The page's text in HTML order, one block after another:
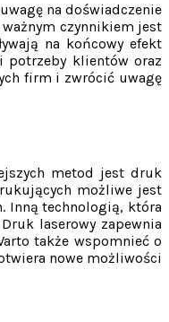
na doświadczenie
czynnikiem jest
na końcowy efekt
potrzeby klientów oraz
firm i zwrócić uwagę
metod jest druk
możliwe jest
Inną technologią, która
laserowy zapewnia
także wspomnieć o
nowe możliwości